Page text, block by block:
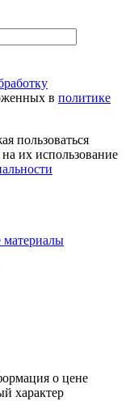
в политике
пользоваться
на их использование
материалы
о цене
характер